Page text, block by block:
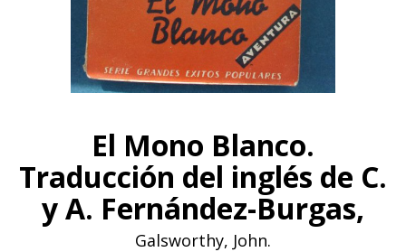
El Mono Blanco.
Traducción del inglés de C.
y A. Fernández-Burgas,
Galsworthy, John.